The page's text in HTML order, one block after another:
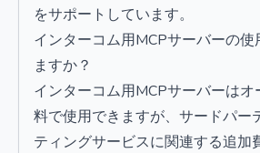
をサポートしています。
インターコム用MCPサーバーの使
ますか？
インターコム用MCPサーバーは
料で使用できますが、サードパー
ティングサービスに関連する追加